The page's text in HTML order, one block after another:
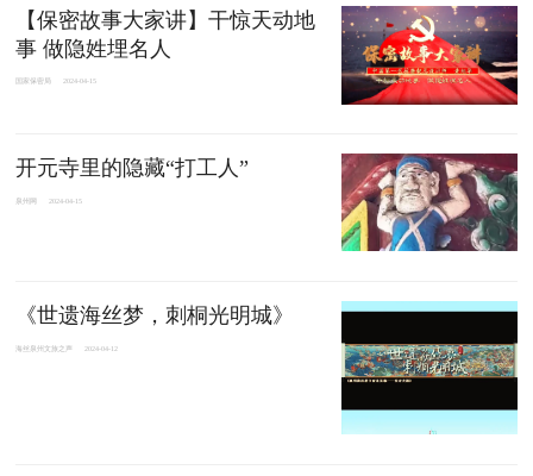
【保密故事大家讲】干惊天动地
事 做隐姓埋名人
国家保密局 2024-04-15
开元寺里的隐藏“打工人”
泉州网 2024-04-15
《世遗海丝梦，刺桐光明城》
海丝泉州文旅之声 2024-04-12